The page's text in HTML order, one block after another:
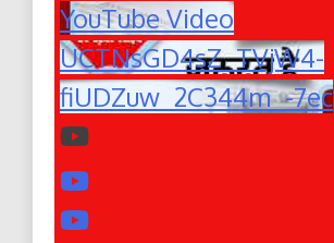
YouTube Video
UCTNsGD4sZ_TVjW4-
fiUDZuw_2C344m_-7ec